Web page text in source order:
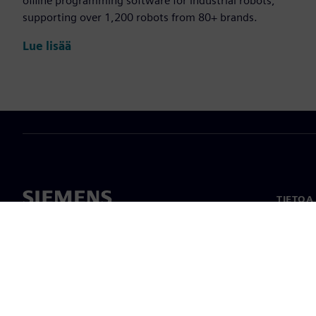
supporting over 1,200 robots from 80+ brands.
Lue lisää
TIETOA